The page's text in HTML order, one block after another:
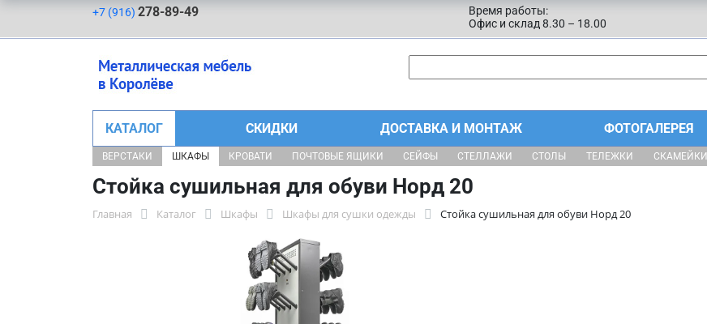
+7 (916) 278-89-49
Время работы:
Офис и склад 8.30 – 18.00
КАТАЛОГ СКИДКИ ДОСТАВКА И МОНТАЖ ФОТОГАЛЕРЕЯ
ВЕРСТАКИ ШКАФЫ КРОВАТИ ПОЧТОВЫЕ ЯЩИКИ СЕЙФЫ СТЕЛЛАЖИ СТОЛЫ ТЕЛЕЖКИ СКАМЕЙКИ
Стойка сушильная для обуви Норд 20
Главная Каталог Шкафы Шкафы для сушки одежды Стойка сушильная для обуви Норд 20